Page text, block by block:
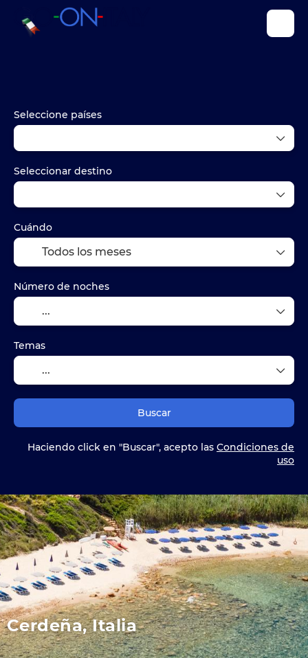
Cerdeña, Italia
Seleccione países
Seleccionar destino
Cuándo
Número de noches
Temas
Buscar
Haciendo click en "Buscar", acepto las Condiciones de
uso